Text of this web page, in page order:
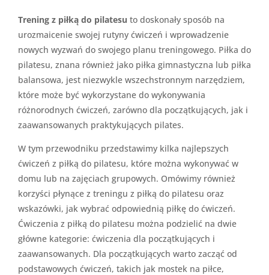
Trening z piłką do pilatesu to doskonały sposób na
urozmaicenie swojej rutyny ćwiczeń i wprowadzenie
nowych wyzwań do swojego planu treningowego. Piłka do
pilatesu, znana również jako piłka gimnastyczna lub piłka
balansowa, jest niezwykle wszechstronnym narzędziem,
które może być wykorzystane do wykonywania
różnorodnych ćwiczeń, zarówno dla początkujących, jak i
zaawansowanych praktykujących pilates.
W tym przewodniku przedstawimy kilka najlepszych
ćwiczeń z piłką do pilatesu, które można wykonywać w
domu lub na zajęciach grupowych. Omówimy również
korzyści płynące z treningu z piłką do pilatesu oraz
wskazówki, jak wybrać odpowiednią piłkę do ćwiczeń.
Ćwiczenia z piłką do pilatesu można podzielić na dwie
główne kategorie: ćwiczenia dla początkujących i
zaawansowanych. Dla początkujących warto zacząć od
podstawowych ćwiczeń, takich jak mostek na piłce,